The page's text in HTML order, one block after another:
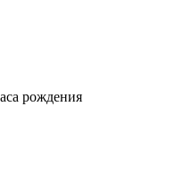
рождения